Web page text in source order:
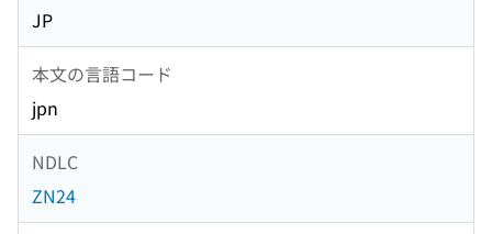
JP
本文の言語コード
jpn
NDLC
ZN24